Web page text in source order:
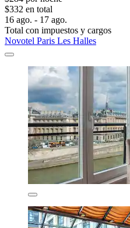
$332 en total
16 ago. - 17 ago.
Total con impuestos y cargos
Novotel Paris Les Halles